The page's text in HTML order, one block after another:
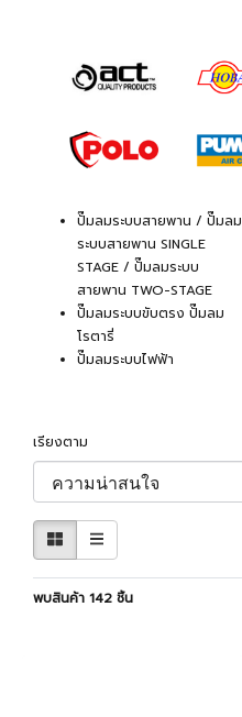
ปั๊มลมระบบสายพาน / ปั๊มลม
ระบบสายพาน SINGLE
STAGE / ปั๊มลมระบบ
สายพาน TWO-STAGE
ปั๊มลมระบบขับตรง ปั๊มลม
โรตารี่
ปั๊มลมระบบไฟฟ้า
เรียงตาม
พบสินค้า 142 ชิ้น